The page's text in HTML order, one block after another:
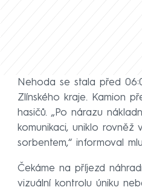
Nehoda se stala před
Zlínského kraje. Kamion
hasičů. „Po nárazu
komunikaci, uniklo rovněž
sorbentem,“ informoval
Čekáme na příjezd
vizuální kontrolu úniku